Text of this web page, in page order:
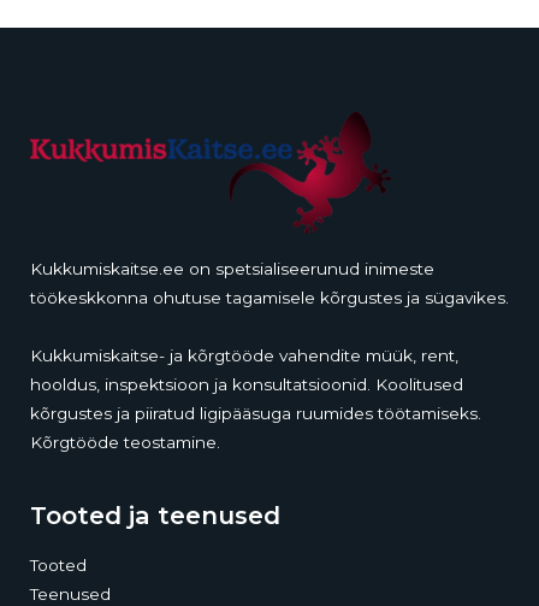
Kukkumiskaitse.ee on spetsialiseerunud inimeste
töökeskkonna ohutuse tagamisele kõrgustes ja sügavikes.
Kukkumiskaitse- ja kõrgtööde vahendite müük, rent,
hooldus, inspektsioon ja konsultatsioonid. Koolitused
kõrgustes ja piiratud ligipääsuga ruumides töötamiseks.
Kõrgtööde teostamine.
Tooted ja teenused
Tooted
Teenused